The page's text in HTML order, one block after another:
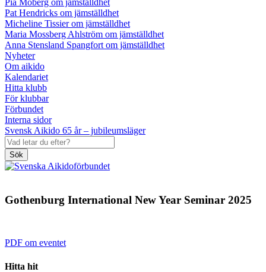
Pia Moberg om jämställdhet
Pat Hendricks om jämställdhet
Micheline Tissier om jämställdhet
Maria Mossberg Ahlström om jämställdhet
Anna Stensland Spangfort om jämställdhet
Nyheter
Om aikido
Kalendariet
Hitta klubb
För klubbar
Förbundet
Interna sidor
Svensk Aikido 65 år – jubileumsläger
Sök
Gothenburg International New Year Seminar 2025
PDF om eventet
Hitta hit